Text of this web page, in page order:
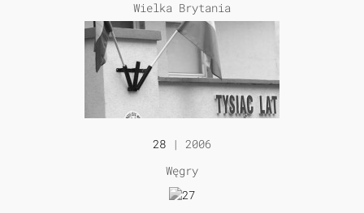
Wielka Brytania
28 | 2006
Węgry